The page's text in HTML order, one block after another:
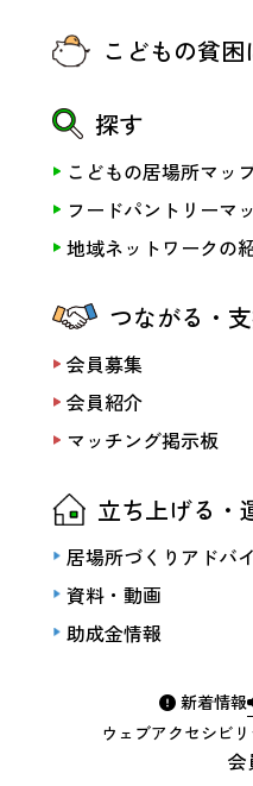
新着情報
会
ウェブアクセシビ
こどもの貧困
探す
こどもの居場所マッ
フードパントリーマ
地域ネットワークの
つながる・
会員募集
会員紹介
マッチング掲示板
立ち上げる・
居場所づくりアドバ
資料・動画
助成金情報